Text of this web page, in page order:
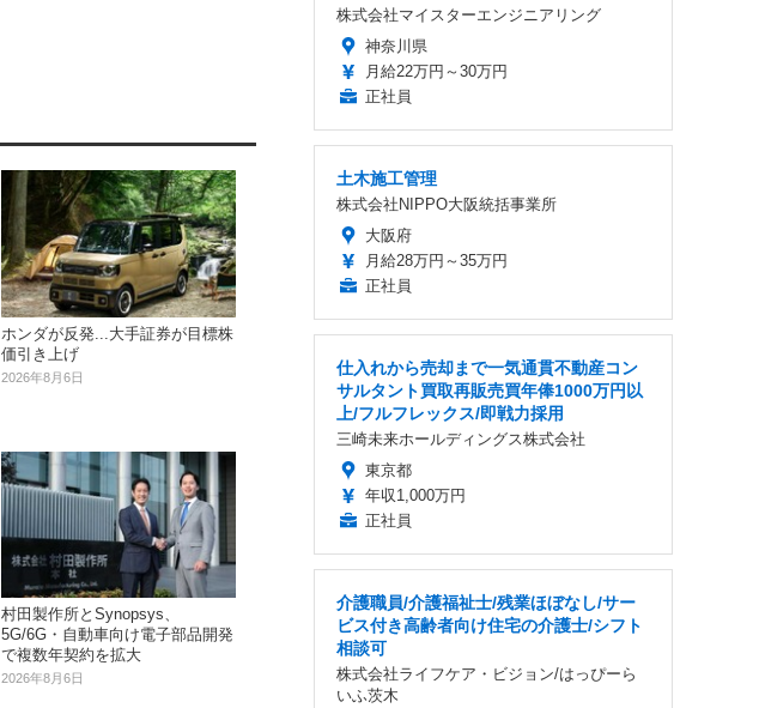
ホンダが反発...大手証券が目標株
価引き上げ
2026年8月6日
村田製作所とSynopsys、
5G/6G・自動車向け電子部品開発
で複数年契約を拡大
2026年8月6日
株式会社マイスターエンジニアリング
神奈川県
月給22万円～30万円
正社員
土木施工管理
株式会社NIPPO大阪統括事業所
大阪府
月給28万円～35万円
正社員
仕入れから売却まで一気通貫不動産コン
サルタント買取再販売買年俸1000万円以
上/フルフレックス/即戦力採用
三崎未来ホールディングス株式会社
東京都
年収1,000万円
正社員
介護職員/介護福祉士/残業ほぼなし/サー
ビス付き高齢者向け住宅の介護士/シフト
相談可
株式会社ライフケア・ビジョン/はっぴーら
いふ茨木